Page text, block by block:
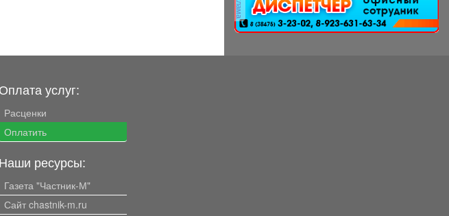
Оплата услуг:
Расценки
Оплатить
Наши ресурсы:
Газета "Частник-М"
Сайт chastnik-m.ru